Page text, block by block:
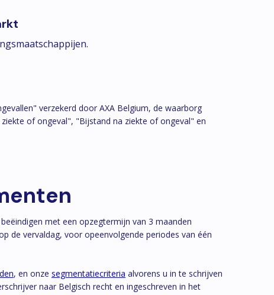
verzekerd door AXA Belgium, de waarborg
of ongeval", "Bijstand na ziekte of ongeval" en
met een opzegtermijn van 3 maanden
de vervaldag, voor opeenvolgende periodes van één
, en onze segmentatiecriteria alvorens u in te schrijven
naar Belgisch recht en ingeschreven in het